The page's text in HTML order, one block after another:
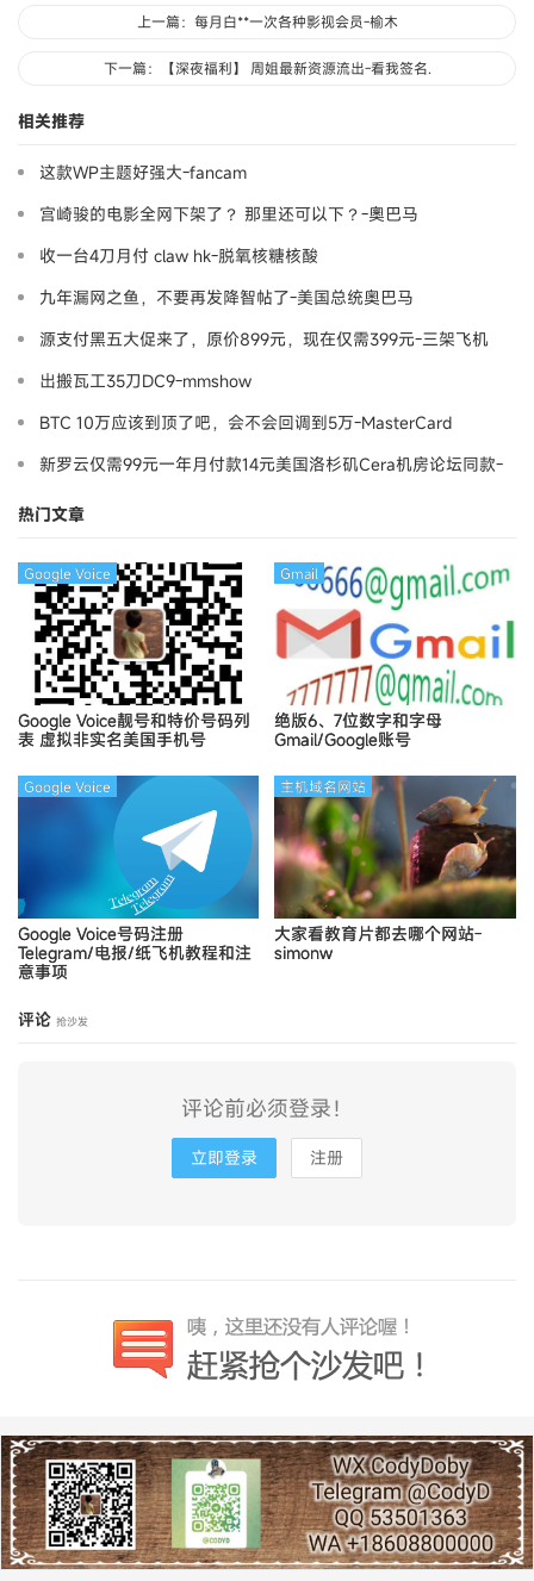
上一篇：每月白**一次各种影视会员-榆木
下一篇：【深夜福利】 周姐最新资源流出-看我签名.
相关推荐
这款WP主题好强大-fancam
宫崎骏的电影全网下架了？ 那里还可以下？-奧巴马
收一台4刀月付 claw hk-脱氧核糖核酸
九年漏网之鱼，不要再发降智帖了-美国总统奥巴马
源支付黑五大促来了，原价899元，现在仅需399元-三架飞机
出搬瓦工35刀DC9-mmshow
BTC 10万应该到顶了吧，会不会回调到5万-MasterCard
新罗云仅需99元一年月付款14元美国洛杉矶Cera机房论坛同款-
热门文章
Google Voice靓号和特价号码列
表 虚拟非实名美国手机号
Google Voice
绝版6、7位数字和字母
Gmail/Google账号
Gmail
Google Voice号码注册
Telegram/电报/纸飞机教程和注
意事项
Google Voice
大家看教育片都去哪个网站-
simonw
主机域名网站
评论 抢沙发
评论前必须登录！
立即登录 注册